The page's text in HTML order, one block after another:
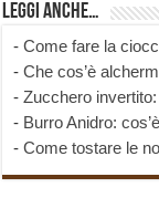
Leggi anche…
-Come fare la
-Che cos’è
-Zucchero
- Burro Anidro:
-Come tostare le